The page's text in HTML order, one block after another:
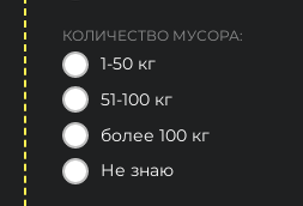
КОЛИЧЕСТВО МУСОРА:
1-50 кг
51-100 кг
более 100 кг
Не знаю